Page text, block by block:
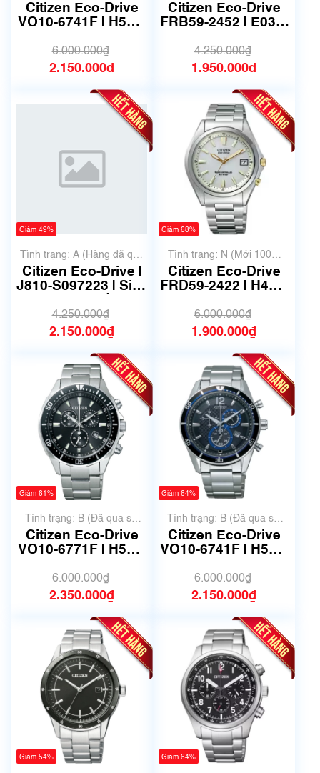
chưa qua sử dụng)
Citizen Eco-Drive
VO10-6741F | H500-
40mm | Mã số 6642
6.000.000₫
2.150.000₫
sử dụng nhưng rất đẹp,
không có xước)
Citizen Eco-Drive
FRB59-2452 | E031-
35mm | Mã số 6626
4.250.000₫
1.950.000₫
Giảm 49%
Tình trạng: A (Hàng đã qua
sử dụng nhưng rất đẹp,
không có xước)
Citizen Eco-Drive |
J810-S097223 | Size
4.250.000₫
2.150.000₫
Giảm 68%
Tình trạng: N (Mới 100%
chưa qua sử dụng)
Citizen Eco-Drive
FRD59-2422 | H415-
38mm | Mã số 6657
6.000.000₫
1.900.000₫
Giảm 61%
Tình trạng: B (Đã qua sử
dụng, hàng đẹp, có chút
xước dăm)
Citizen Eco-Drive
VO10-6771F | H500-
42mm | Mã số 6636
6.000.000₫
2.350.000₫
Giảm 64%
Tình trạng: B (Đã qua sử
dụng, hàng đẹp, có chút
xước dăm)
Citizen Eco-Drive
VO10-6741F | H500-
40mm | Mã số 6599
6.000.000₫
2.150.000₫
Giảm 54% Giảm 64%